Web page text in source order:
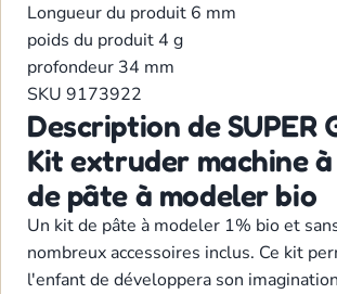
Longueur du produit 6 mm
poids du produit 4 g
profondeur 34 mm
SKU 9173922
Description de SUPER
Kit extruder machine
de pâte à modeler bio
Un kit de pâte à modeler 1% bio et
nombreux accessoires inclus. Ce kit
l'enfant de développera son